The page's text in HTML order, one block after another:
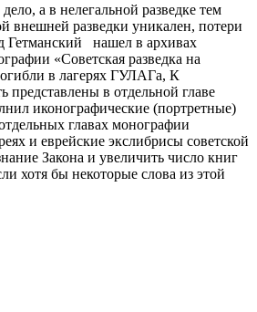
а в нелегальной разведке тем
внешней разведки уникален, потери
Гетманский нашел в архивах
«Советская разведка на
в лагерях ГУЛАГа, К
в отдельной главе
иконографические (портретные)
главах монографии
и еврейские экслибрисы советской
Закона и увеличить число книг
хотя бы некоторые слова из этой